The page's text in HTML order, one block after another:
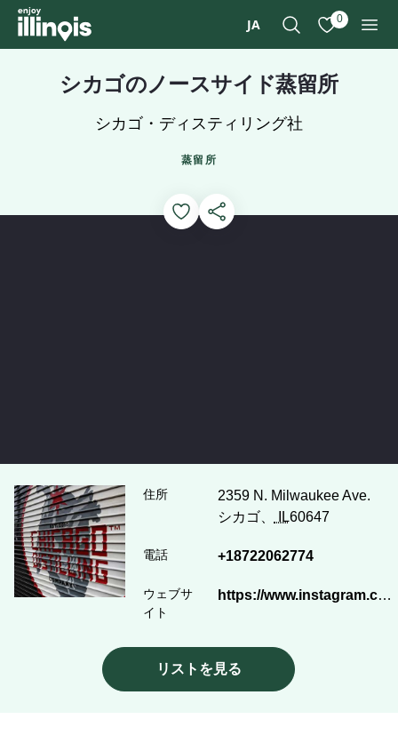
本文へスキップ
JA 0
シカゴのノースサイド蒸留所
シカゴ・ディスティリング社
蒸留所
Add to Favorites
このページを共有する
住所
2359 N. Milwaukee Ave.
シカゴ、
IL60647
電話 +18722062774
ウェブサ
イト
https://www.instagram.com/chicagodistilling/
リストを見る